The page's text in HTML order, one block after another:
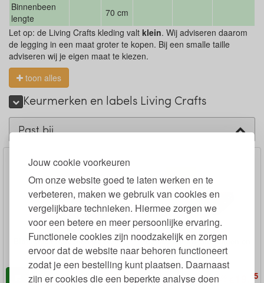
Jouw cookie voorkeuren
Om onze website goed te laten werken en te
verbeteren, maken we gebruik van cookies en
vergelijkbare technieken. Hiermee zorgen we
voor een betere en meer persoonlijke ervaring.
Functionele cookies zijn noodzakelijk en zorgen
ervoor dat de website naar behoren functioneert
zodat je een bestelling kunt plaatsen. Daarnaast
zijn er cookies die een beperkte analyse doen
Binnenbeen
lengte
70 cm
Let op: de Living Crafts kleding valt klein. Wij adviseren daarom
de legging in een maat groter te kopen. Bij een smalle taille
adviseren wij je eigen maat te kiezen.
toon alles
Keurmerken en labels Living Crafts
Past bij
Biologisch Katoenen Sokken
€9,99
Damesslip XS Bio Katoen en
Elastan Set van 3
32, 95